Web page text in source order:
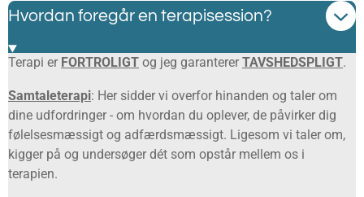
Hvordan foregår en terapisession?
Terapi er FORTROLIGT og jeg garanterer TAVSHEDSPLIGT.
Samtaleterapi: Her sidder vi overfor hinanden og taler om
dine udfordringer - om hvordan du oplever, de påvirker dig
følelsesmæssigt og adfærdsmæssigt. Ligesom vi taler om,
kigger på og undersøger dét som opstår mellem os i
terapien.